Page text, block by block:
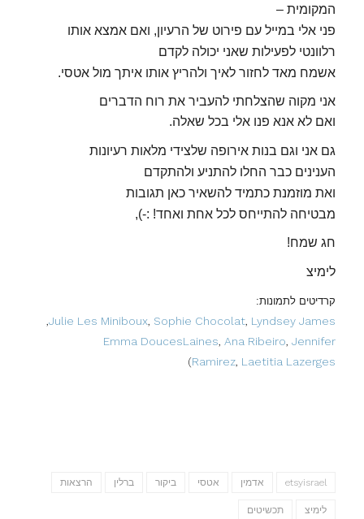
המקומית –
פני אלי במייל עם פירוט של הרעיון, ואם אמצא אותו
רלוונטי לפעילות שאני יכולה לקדם
אשמח מאד לחזור לאיך ולהריץ אותו איתך מול אטסי.
אני מקוה שהצלחתי להעביר את רוח הדברים
ואם לא אנא פנו אלי בכל שאלה.
גם אני וגם בנות אירופה שלצידי מלאות רעיונות
הענינים כבר החלו להתניע ולהתקדם
ואת מוזמנת כתמיד להשאיר כאן תגובות
מבטיחה להתייחס לכל אחת ואחד! :-),
חג שמח!
לימיצ
קרדיטים לתמונות:
Julie Les Miniboux, Sophie Chocolat, Lyndsey James
,
Emma DoucesLaines, Ana Ribeiro, Jennifer
Ramirez, Laetitia Lazerges
)
etsyisrael אדמין אטסי ביקור ברלין הרצאות
לימיצ תכשיטים